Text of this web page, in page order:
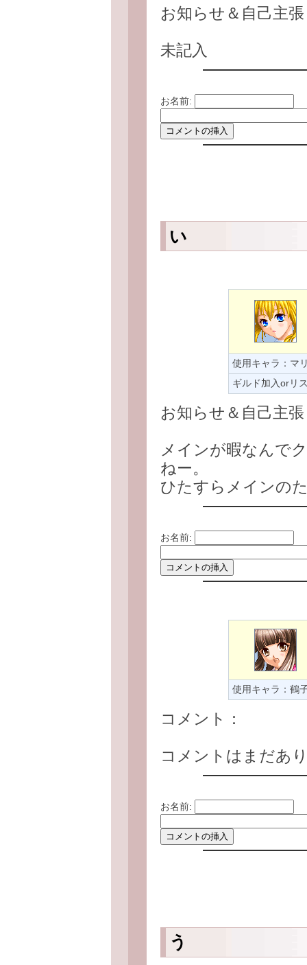
お知らせ＆自己主
未記入
お名前:
い
使用キャラ：マ
ギルド加入orリ
お知らせ＆自己主
メインが暇なんで
ねー。
ひたすらメインの
お名前:
使用キャラ：鶴
コメント：
コメントはまだあ
お名前:
う